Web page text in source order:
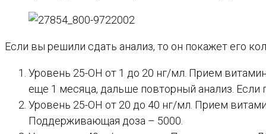
Если вы решили сдать анализ, то он покажет его
Уровень 25-ОН от 1 до 20 нг/мл. Прием
еще 1 месяца, дальше повторный анализ.
Уровень 25-ОН от 20 до 40 нг/мл. Прием
Поддерживающая доза – 5000.